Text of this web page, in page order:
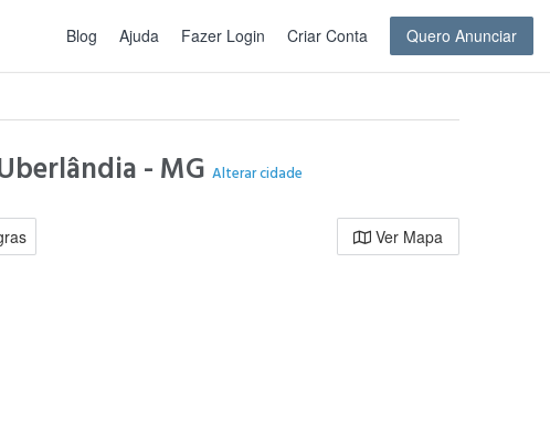
Blog Ajuda Fazer Login Criar Conta Quero Anunciar
- MGAlterar cidade
Ver Mapa